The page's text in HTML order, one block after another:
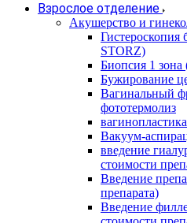
Взрослое отделение
Акушерство и
Гистероскопия
STORZ)
Биопсия 1 зона
Бужирование
Вагинальный
фототермолиз
вагинопластика
Вакуум-
введение
стоимости
Введение
препарата)
Введение